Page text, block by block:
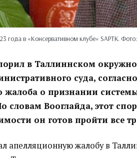
года в «Консервативном клубе» SAPTK.
в Таллиннском
суда,
жалоба о признании
словам Вооглайда, этот
он готов пройти все
апелляционную жалобу в